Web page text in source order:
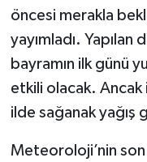
öncesi merakla
yayımladı.
bayramın ilk günü
etkili olacak.
ilde sağanak yağış
Meteoroloji’nin
SAĞLIK
Spor